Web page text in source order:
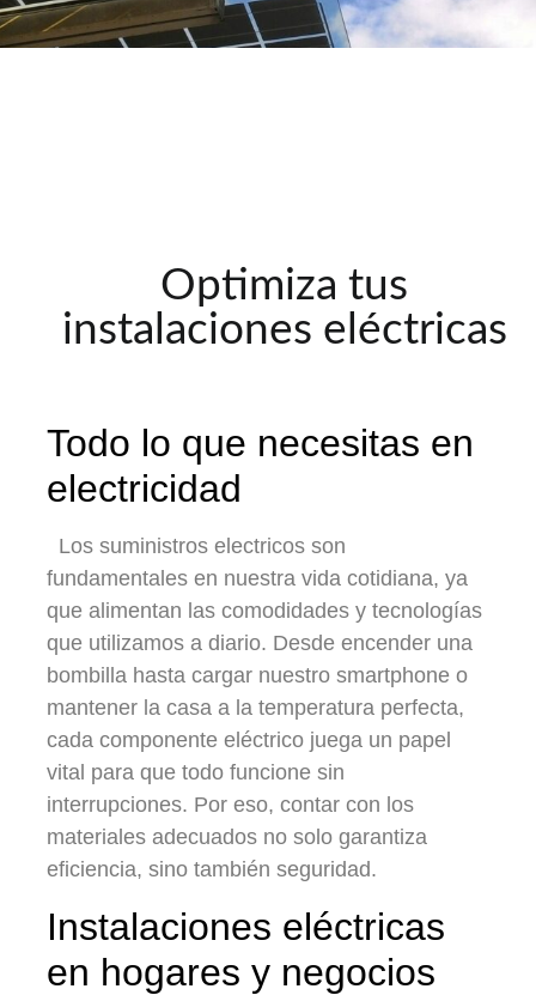
Optimiza tus
instalaciones eléctricas
Todo lo que necesitas en
electricidad
Los suministros electricos son
fundamentales en nuestra vida cotidiana, ya
que alimentan las comodidades y tecnologías
que utilizamos a diario. Desde encender una
bombilla hasta cargar nuestro smartphone o
mantener la casa a la temperatura perfecta,
cada componente eléctrico juega un papel
vital para que todo funcione sin
interrupciones. Por eso, contar con los
materiales adecuados no solo garantiza
eficiencia, sino también seguridad.
Instalaciones eléctricas
en hogares y negocios